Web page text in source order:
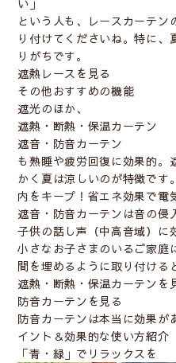
い」
という人も、レースカーテン
り付けてくださいね。特に、
りがちです。
遮熱レースを見る
その他おすすめの機能
遮光のほか、
遮熱・断熱・保温カーテン
遮音・防音カーテン
も熟睡や疲労回復に効果的。
かく夏は涼しいのが特徴です
内をキープ！省エネ効果で電
遮音・防音カーテンは音の侵
子供の話し声（中高音域）に
小さなお子さまのいるご家庭
間を埋めるように取り付ける
遮熱・断熱・保温カーテンを
防音カーテンを見る
防音カーテンは本当に効果が
イント＆効果的な使い方紹介
「青・緑」でリラックスを